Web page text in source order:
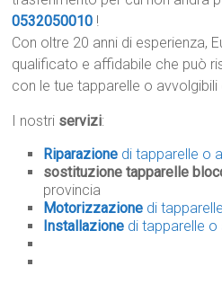
0532050010 !
Con oltre 20 anni di esperienza,
qualificato e affidabile che può
con le tue tapparelle o avvolgibili
I nostri servizi:
Riparazione di tapparelle o
sostituzione tapparelle
provincia
Motorizzazione di
Installazione di tapparelle o